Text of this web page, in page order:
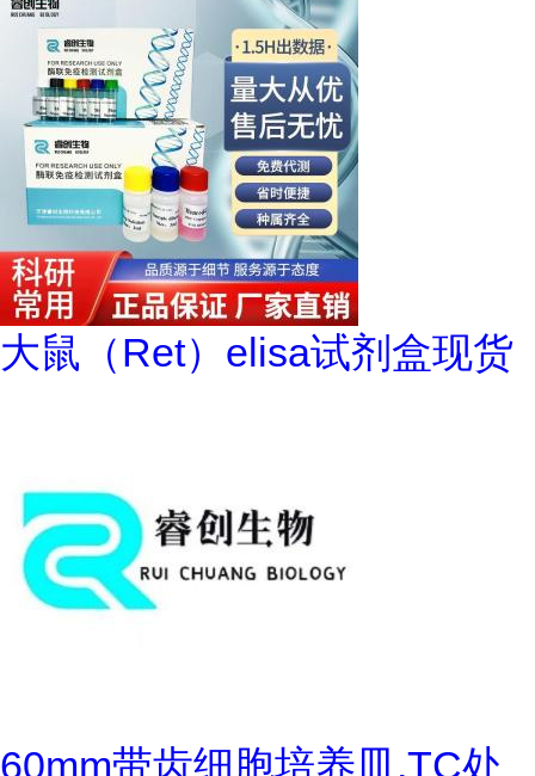
大鼠（Ret）elisa试剂盒现货
60mm带齿细胞培养皿,TC处